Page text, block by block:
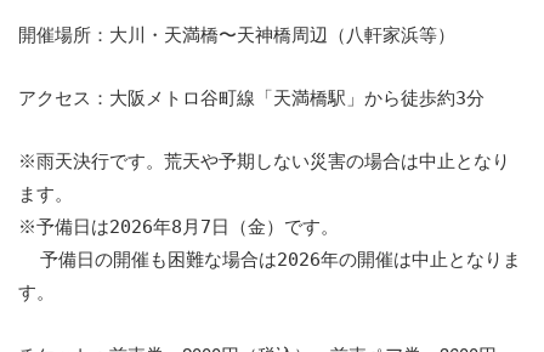
開催場所：大川・天満橋〜天神橋周辺（八軒家浜等）
アクセス：大阪メトロ谷町線「天満橋駅」から徒歩約3分
※雨天決行です。荒天や予期しない災害の場合は中止となり
ます。
※予備日は2026年8月7日（金）です。
予備日の開催も困難な場合は2026年の開催は中止となりま
す。